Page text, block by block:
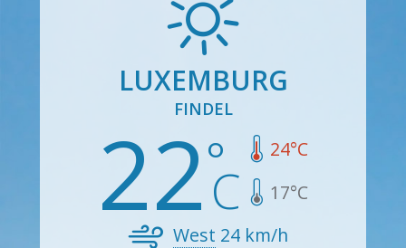
LUXEMBURG
FINDEL
22 24°C
17°C
West 24 km/h